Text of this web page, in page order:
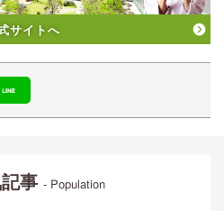
サイトへ
記事- Population